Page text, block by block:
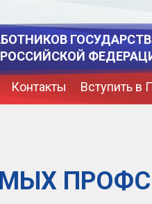
Контакты Вступить в